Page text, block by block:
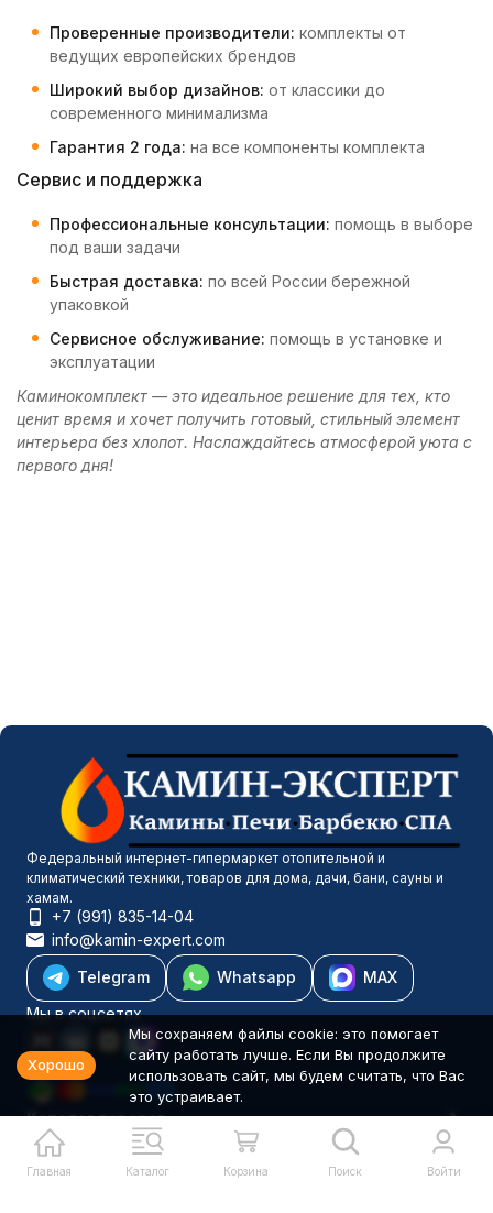
Проверенные производители: комплекты от
ведущих европейских брендов
Широкий выбор дизайнов: от классики до
современного минимализма
Гарантия 2 года: на все компоненты комплекта
Сервис и поддержка
Профессиональные консультации: помощь в выборе
под ваши задачи
Быстрая доставка: по всей России бережной
упаковкой
Сервисное обслуживание: помощь в установке и
эксплуатации
Каминокомплект — это идеальное решение для тех, кто
ценит время и хочет получить готовый, стильный элемент
интерьера без хлопот. Наслаждайтесь атмосферой уюта с
первого дня!
Главная Каталог Корзина Поиск Войти
Федеральный интернет-гипермаркет отопительной и
климатический техники, товаров для дома, дачи, бани, сауны и
хамам.
+7 (991) 835-14-04
info@kamin-expert.com
Telegram
Whatsapp
MAX
Мы в соцсетях
Каталог товаров
Компания
Информация
Хорошо
Мы сохраняем файлы cookie: это помогает
сайту работать лучше. Если Вы продолжите
использовать сайт, мы будем считать, что Вас
это устраивает.